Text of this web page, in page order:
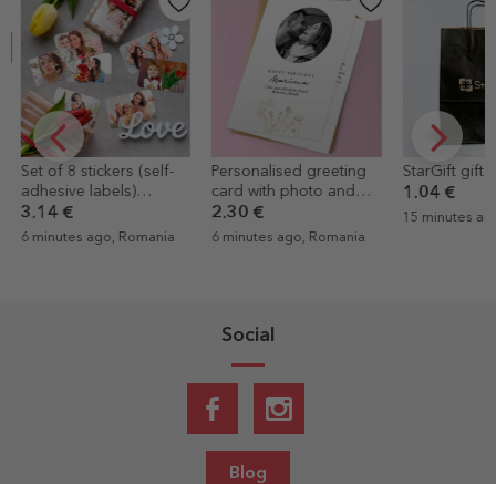
Set of 8 stickers (self-
adhesive labels)
personalised with
photos
3.14 €
6 minutes ago, Romania
Personalised greeting
card with photo and
text - Elegance
2.30 €
6 minutes ago, Romania
StarGift gift
1.04 €
15 minutes
Social
Blog